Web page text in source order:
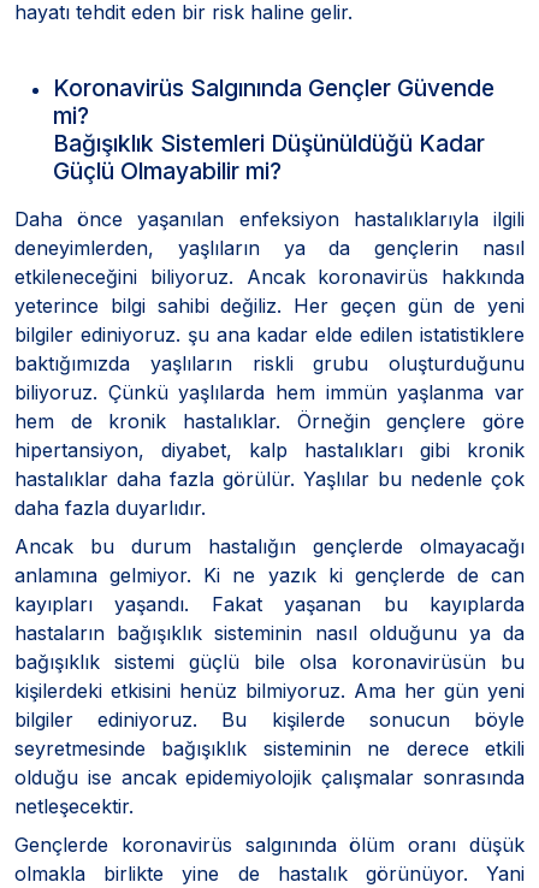
hayatı tehdit eden bir risk haline gelir.
Koronavirüs Salgınında Gençler Güvende
mi?
Bağışıklık Sistemleri Düşünüldüğü Kadar
Güçlü Olmayabilir mi?
Daha önce yaşanılan enfeksiyon hastalıklarıyla ilgili
deneyimlerden, yaşlıların ya da gençlerin nasıl
etkileneceğini biliyoruz. Ancak koronavirüs hakkında
yeterince bilgi sahibi değiliz. Her geçen gün de yeni
bilgiler ediniyoruz. şu ana kadar elde edilen istatistiklere
baktığımızda yaşlıların riskli grubu oluşturduğunu
biliyoruz. Çünkü yaşlılarda hem immün yaşlanma var
hem de kronik hastalıklar. Örneğin gençlere göre
hipertansiyon, diyabet, kalp hastalıkları gibi kronik
hastalıklar daha fazla görülür. Yaşlılar bu nedenle çok
daha fazla duyarlıdır.
Ancak bu durum hastalığın gençlerde olmayacağı
anlamına gelmiyor. Ki ne yazık ki gençlerde de can
kayıpları yaşandı. Fakat yaşanan bu kayıplarda
hastaların bağışıklık sisteminin nasıl olduğunu ya da
bağışıklık sistemi güçlü bile olsa koronavirüsün bu
kişilerdeki etkisini henüz bilmiyoruz. Ama her gün yeni
bilgiler ediniyoruz. Bu kişilerde sonucun böyle
seyretmesinde bağışıklık sisteminin ne derece etkili
olduğu ise ancak epidemiyolojik çalışmalar sonrasında
netleşecektir.
Gençlerde koronavirüs salgınında ölüm oranı düşük
olmakla birlikte yine de hastalık görünüyor. Yani